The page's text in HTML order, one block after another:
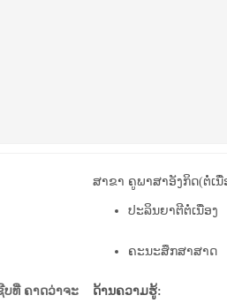
ສາຂາ ຄູພາ​ສາ​ອັງ​ກິດ(ຕໍ່ເນື່
ປະລິນຍາຕີຕໍ່ເນື່ອງ
ຄະນະສຶກສາສາດ
ບທີ່ ຄາດວ່າຈະ
ດ້ານຄວາມຮູ້: